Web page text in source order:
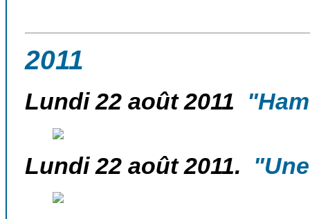
2011
Lundi 22 août 2011
Lundi 22 août 2011.